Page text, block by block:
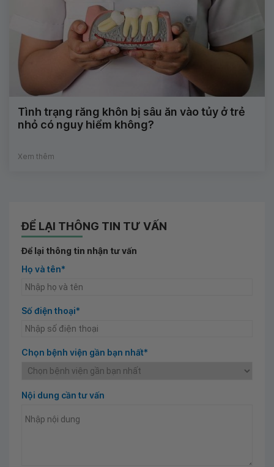
Tình trạng răng khôn bị sâu ăn vào tủy ở trẻ
nhỏ có nguy hiểm không?
Xem thêm
ĐỂ LẠI THÔNG TIN TƯ VẤN
Để lại thông tin nhận tư vấn
Họ và tên*
Số điện thoại*
Chọn bệnh viện gần bạn nhất*
Nội dung cần tư vấn